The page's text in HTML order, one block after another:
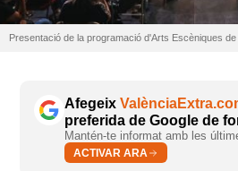
Presentació de la programació d'Arts Escèniques
Afegeix
preferida de Google de
Mantén-te informat amb les
ACTIVAR ARA